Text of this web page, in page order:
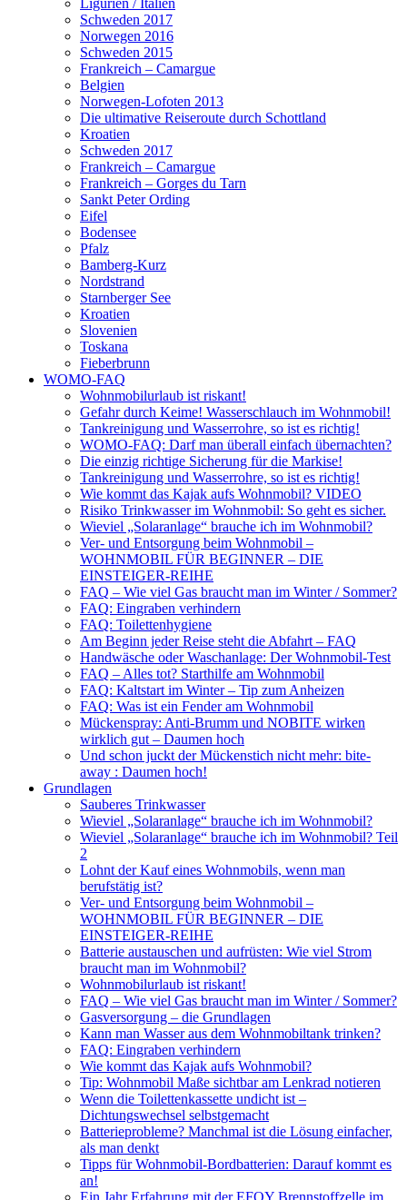
Schweden 2017
Norwegen 2016
Schweden 2015
Frankreich – Camargue
Belgien
Norwegen-Lofoten 2013
Die ultimative Reiseroute durch Schottland
Kroatien
Schweden 2017
Frankreich – Camargue
Frankreich – Gorges du Tarn
Sankt Peter Ording
Eifel
Bodensee
Pfalz
Bamberg-Kurz
Nordstrand
Starnberger See
Kroatien
Slovenien
Toskana
Fieberbrunn
WOMO-FAQ
Wohnmobilurlaub ist riskant!
Gefahr durch Keime! Wasserschlauch im Wohnmobil!
Tankreinigung und Wasserrohre, so ist es richtig!
WOMO-FAQ: Darf man überall einfach übernachten?
Die einzig richtige Sicherung für die Markise!
Tankreinigung und Wasserrohre, so ist es richtig!
Wie kommt das Kajak aufs Wohnmobil? VIDEO
Risiko Trinkwasser im Wohnmobil: So geht es sicher.
Wieviel „Solaranlage“ brauche ich im Wohnmobil?
Ver- und Entsorgung beim Wohnmobil –
WOHNMOBIL FÜR BEGINNER – DIE
EINSTEIGER-REIHE
FAQ – Wie viel Gas braucht man im Winter / Sommer?
FAQ: Eingraben verhindern
FAQ: Toilettenhygiene
Am Beginn jeder Reise steht die Abfahrt – FAQ
Handwäsche oder Waschanlage: Der Wohnmobil-Test
FAQ – Alles tot? Starthilfe am Wohnmobil
FAQ: Kaltstart im Winter – Tip zum Anheizen
FAQ: Was ist ein Fender am Wohnmobil
Mückenspray: Anti-Brumm und NOBITE wirken
wirklich gut – Daumen hoch
Und schon juckt der Mückenstich nicht mehr: bite-
away : Daumen hoch!
Grundlagen
Sauberes Trinkwasser
Wieviel „Solaranlage“ brauche ich im Wohnmobil?
Wieviel „Solaranlage“ brauche ich im Wohnmobil? Teil
2
Lohnt der Kauf eines Wohnmobils, wenn man
berufstätig ist?
Ver- und Entsorgung beim Wohnmobil –
WOHNMOBIL FÜR BEGINNER – DIE
EINSTEIGER-REIHE
Batterie austauschen und aufrüsten: Wie viel Strom
braucht man im Wohnmobil?
Wohnmobilurlaub ist riskant!
FAQ – Wie viel Gas braucht man im Winter / Sommer?
Gasversorgung – die Grundlagen
Kann man Wasser aus dem Wohnmobiltank trinken?
FAQ: Eingraben verhindern
Wie kommt das Kajak aufs Wohnmobil?
Tip: Wohnmobil Maße sichtbar am Lenkrad notieren
Wenn die Toilettenkassette undicht ist –
Dichtungswechsel selbstgemacht
Batterieprobleme? Manchmal ist die Lösung einfacher,
als man denkt
Tipps für Wohnmobil-Bordbatterien: Darauf kommt es
an!
Ein Jahr Erfahrung mit der EFOY Brennstoffzelle im